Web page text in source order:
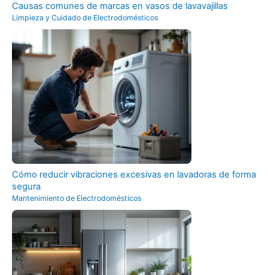
Causas comunes de marcas en vasos de lavavajillas
Limpieza y Cuidado de Electrodomésticos
Cómo reducir vibraciones excesivas en lavadoras de forma
segura
Mantenimiento de Electrodomésticos